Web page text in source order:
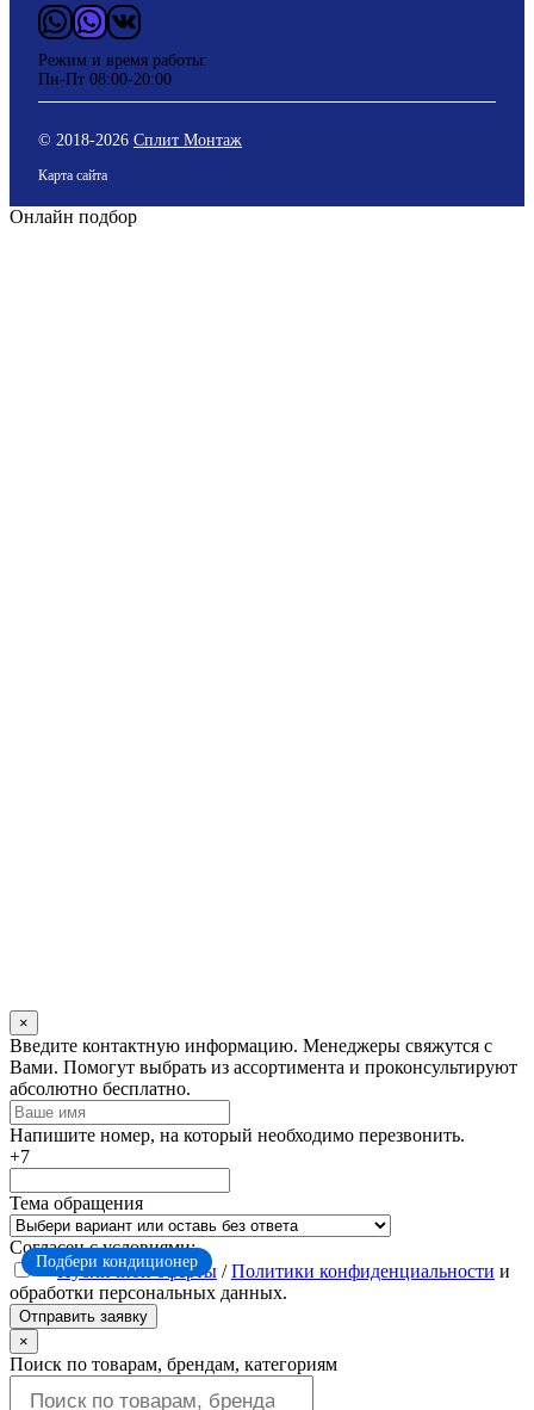
Подбери кондиционер
WhatsApp
ViderВКонтакте
Режим и время работы:
Пн-Пт 08:00-20:00
© 2018-2026 Сплит Монтаж
Карта сайта
Онлайн подбор
×
Оставьте
это
поле
пустым
Введите контактную информацию. Менеджеры свяжутся с
Вами. Помогут выбрать из ассортимента и проконсультируют
абсолютно бесплатно.
Напишите номер, на который необходимо перезвонить.
+7
Тема обращения
Согласен с условиями:
Публичной оферты /Политики конфиденциальности и
обработки персональных данных.
Отправить заявку
×
Поиск по товарам, брендам, категориям